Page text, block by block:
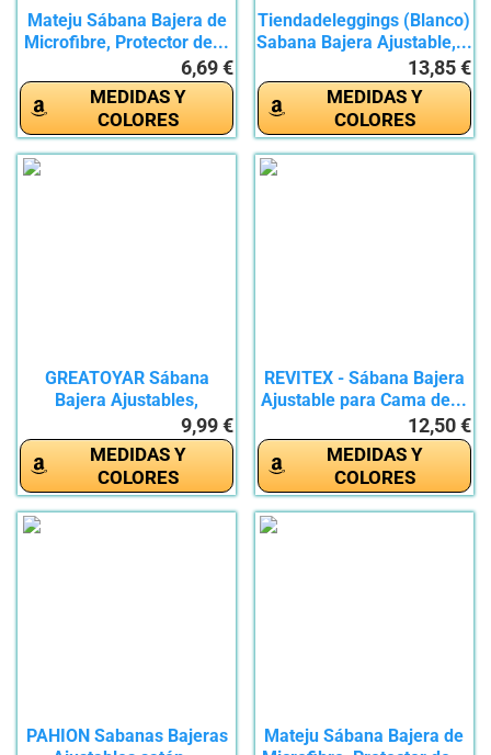
Mateju Sábana Bajera de
Microfibre, Protector de...
6,69 €
MEDIDAS Y
COLORES
Tiendadeleggings (Blanco)
Sabana Bajera Ajustable,...
13,85 €
MEDIDAS Y
COLORES
GREATOYAR Sábana
Bajera Ajustables,
9,99 €
MEDIDAS Y
COLORES
REVITEX - Sábana Bajera
Ajustable para Cama de...
12,50 €
MEDIDAS Y
COLORES
PAHION Sabanas Bajeras
Mateju Sábana Bajera de